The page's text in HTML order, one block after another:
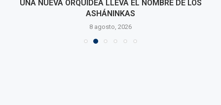
UNA NUEVA ORQUÍDEA LLEVA EL NOMBRE DE LOS
ASHÁNINKAS
8 agosto, 2026